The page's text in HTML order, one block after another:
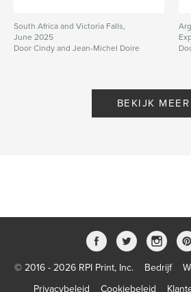
South Africa and Victoria Falls,
June 2025
Door Cindy and Jean-Michel Doire
BEKIJK MEER
© 2016 - 2026 RPI Print, Inc. Bedrijf
Privacybeleid
Cookiebeleid